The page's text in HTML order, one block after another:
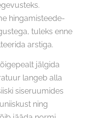
hingamisteede-
tuleks enne
arstiga.
jälgida
langeb alla
siseruumides
ning